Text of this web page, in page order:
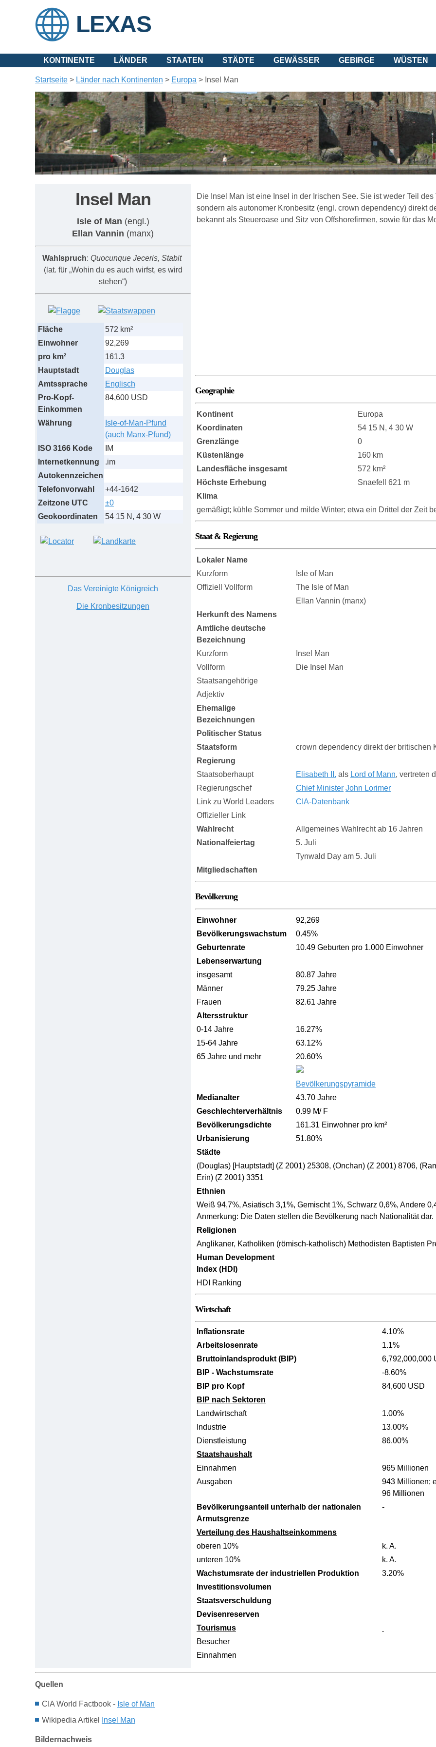
LEXAS
KONTINENTE LÄNDER STAATEN STÄDTE GEWÄSSER GEBIRGE WÜSTEN
Startseite > Länder nach Kontinenten > Europa > Insel Man
Insel Man
Isle of Man (engl.)
Ellan Vannin (manx)
Wahlspruch: Quocunque Jeceris, Stabit
(lat. für „Wohin du es auch wirfst, es wird
stehen“)
Fläche
572 km²
Einwohner
92,269
pro km²
161.3
Hauptstadt
Douglas
Amtssprache
Englisch
Pro-Kopf-
Einkommen
84,600 USD
Währung
Isle-of-Man-Pfund
(auch Manx-Pfund)
ISO 3166 Kode
IM
Internetkennung
.im
Autokennzeichen
Telefonvorwahl
+44-1642
Zeitzone UTC
±0
Geokoordinaten
54 15 N, 4 30 W
Das Vereinigte Königreich
Die Kronbesitzungen
Die Insel Man ist eine Insel in der Irischen See. Sie ist weder Teil
sondern als autonomer Kronbesitz (engl. crown dependency) direkt
bekannt als Steueroase und Sitz von Offshorefirmen, sowie für das
Geographie
Kontinent
Europa
Koordinaten
54 15 N, 4 30 W
Grenzlänge
0
Küstenlänge
160 km
Landesfläche insgesamt
572 km²
Höchste Erhebung
Snaefell 621 m
Klima
gemäßigt; kühle Sommer und milde Winter; etwa ein Drittel der Zeit
Staat & Regierung
Lokaler Name
Kurzform
Isle of Man
Offiziell Vollform
The Isle of Man
Ellan Vannin (manx)
Herkunft des Namens
Amtliche deutsche
Bezeichnung
Kurzform
Insel Man
Vollform
Die Insel Man
Staatsangehörige
Adjektiv
Ehemalige
Bezeichnungen
Politischer Status
Staatsform
crown dependency direkt der britischen
Regierung
Staatsoberhaupt
Elisabeth II. als Lord of Mann, vertreten
Regierungschef
Chief Minister John Lorimer
Link zu World Leaders
CIA-Datenbank
Offizieller Link
Wahlrecht
Allgemeines Wahlrecht ab 16 Jahren
Nationalfeiertag
5. Juli
Tynwald Day am 5. Juli
Mitgliedschaften
Bevölkerung
Einwohner
92,269
Bevölkerungswachstum
0.45%
Geburtenrate
10.49 Geburten pro 1.000 Einwohner
Lebenserwartung
insgesamt
80.87 Jahre
Männer
79.25 Jahre
Frauen
82.61 Jahre
Altersstruktur
0-14 Jahre
16.27%
15-64 Jahre
63.12%
65 Jahre und mehr
20.60%
Bevölkerungspyramide
Medianalter
43.70 Jahre
Geschlechterverhältnis
0.99 M/ F
Bevölkerungsdichte
161.31 Einwohner pro km²
Urbanisierung
51.80%
Städte
(Douglas) [Hauptstadt] (Z 2001) 25308, (Onchan) (Z 2001) 8706,
Erin) (Z 2001) 3351
Ethnien
Weiß 94,7%, Asiatisch 3,1%, Gemischt 1%, Schwarz 0,6%, Andere
Anmerkung: Die Daten stellen die Bevölkerung nach Nationalität dar.
Religionen
Anglikaner, Katholiken (römisch-katholisch) Methodisten Baptisten
Human Development
Index (HDI)
HDI Ranking
Wirtschaft
Inflationsrate
4.10%
Arbeitslosenrate
1.1%
Bruttoinlandsprodukt (BIP)
6,792,000,000
BIP - Wachstumsrate
-8.60%
BIP pro Kopf
84,600 USD
BIP nach Sektoren
Landwirtschaft
1.00%
Industrie
13.00%
Dienstleistung
86.00%
Staatshaushalt
Einnahmen
965 Millionen
Ausgaben
943 Millionen;
96 Millionen
Bevölkerungsanteil unterhalb der nationalen
Armutsgrenze
-
Verteilung des Haushaltseinkommens
oberen 10%
k. A.
unteren 10%
k. A.
Wachstumsrate der industriellen Produktion
3.20%
Investitionsvolumen
Staatsverschuldung
Devisenreserven
Tourismus
Besucher
Einnahmen
Quellen
CIA World Factbook - Isle of Man
Wikipedia Artikel
Insel Man
Bildernachweis